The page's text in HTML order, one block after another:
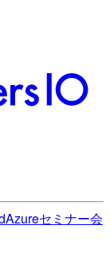
Azureセミナー会